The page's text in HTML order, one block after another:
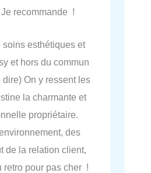
recommande !
soins esthétiques et
et hors du commun
dire) On y ressent les
la charmante et
propriétaire.
des
de la relation client,
retro pour pas cher !